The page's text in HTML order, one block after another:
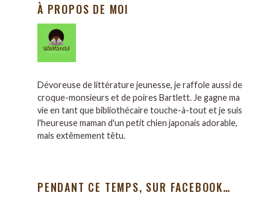
À PROPOS DE MOI
Dévoreuse de littérature jeunesse, je raffole aussi de
croque-monsieurs et de poires Bartlett. Je gagne ma
vie en tant que bibliothécaire touche-à-tout et je suis
l'heureuse maman d'un petit chien japonais adorable,
mais extêmement têtu.
PENDANT CE TEMPS, SUR FACEBOOK…